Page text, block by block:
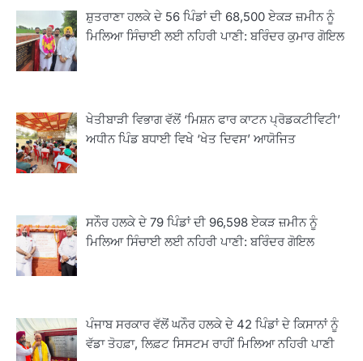
ਸ਼ੁਤਰਾਣਾ ਹਲਕੇ ਦੇ 56 ਪਿੰਡਾਂ ਦੀ 68,500 ਏਕੜ ਜ਼ਮੀਨ ਨੂੰ
ਮਿਲਿਆ ਸਿੰਚਾਈ ਲਈ ਨਹਿਰੀ ਪਾਣੀ: ਬਰਿੰਦਰ ਕੁਮਾਰ ਗੋਇਲ
ਖੇਤੀਬਾੜੀ ਵਿਭਾਗ ਵੱਲੋਂ ‘ਮਿਸ਼ਨ ਫਾਰ ਕਾਟਨ ਪ੍ਰੋਡਕਟੀਵਿਟੀ’
ਅਧੀਨ ਪਿੰਡ ਬਧਾਈ ਵਿਖੇ ‘ਖੇਤ ਦਿਵਸ’ ਆਯੋਜਿਤ
ਸਨੌਰ ਹਲਕੇ ਦੇ 79 ਪਿੰਡਾਂ ਦੀ 96,598 ਏਕੜ ਜ਼ਮੀਨ ਨੂੰ
ਮਿਲਿਆ ਸਿੰਚਾਈ ਲਈ ਨਹਿਰੀ ਪਾਣੀ: ਬਰਿੰਦਰ ਗੋਇਲ
ਪੰਜਾਬ ਸਰਕਾਰ ਵੱਲੋਂ ਘਨੌਰ ਹਲਕੇ ਦੇ 42 ਪਿੰਡਾਂ ਦੇ ਕਿਸਾਨਾਂ ਨੂੰ
ਵੱਡਾ ਤੋਹਫ਼ਾ, ਲਿਫ਼ਟ ਸਿਸਟਮ ਰਾਹੀਂ ਮਿਲਿਆ ਨਹਿਰੀ ਪਾਣੀ
ਖੇਤੀਬਾੜੀ ਵਿਭਾਗ ਵੱਲੋਂ ‘ਮਿਸ਼ਨ ਫਾਰ ਕਾਟਨ
ਪ੍ਰੋਡਕਟੀਵਿਟੀ’ ਅਧੀਨ ਪਿੰਡ ਬਧਾਈ ਵਿਖੇ ‘ਖੇਤ
ਦਿਵਸ’ ਆਯੋਜਿਤ
Editor